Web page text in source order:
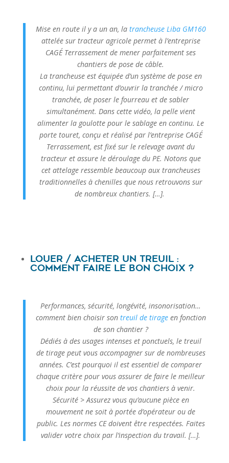
Mise en route il y a un an, la trancheuse Liba GM160
attelée sur tracteur agricole permet à l’entreprise
CAGÉ Terrassement de mener parfaitement ses
chantiers de pose de câble.
La trancheuse est équipée d’un système de pose en
continu, lui permettant d’ouvrir la tranchée / micro
tranchée, de poser le fourreau et de sabler
simultanément. Dans cette vidéo, la pelle vient
alimenter la goulotte pour le sablage en continu. Le
porte touret, conçu et réalisé par l’entreprise CAGÉ
Terrassement, est fixé sur le relevage avant du
tracteur et assure le déroulage du PE. Notons que
cet attelage ressemble beaucoup aux trancheuses
traditionnelles à chenilles que nous retrouvons sur
de nombreux chantiers. […].
Louer / acheter un treuil :
comment faire le bon choix ?
Performances, sécurité, longévité, insonorisation…
comment bien choisir son treuil de tirageen fonction
de son chantier ?
Dédiés à des usages intenses et ponctuels, le treuil
de tirage peut vous accompagner sur de nombreuses
années. C’est pourquoi il est essentiel de comparer
chaque critère pour vous assurer de faire le meilleur
choix pour la réussite de vos chantiers à venir.
Sécurité > Assurez vous qu’aucune pièce en
mouvement ne soit à portée d’opérateur ou de
public. Les normes CE doivent être respectées. Faites
valider votre choix par l’inspection du travail. […].